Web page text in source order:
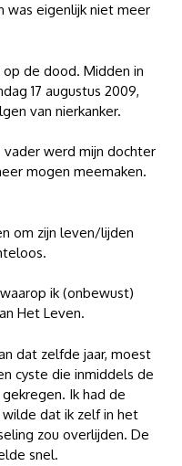
was eigenlijk niet meer
de dood. Midden in
17 augustus 2009,
van nierkanker.
werd mijn dochter
mogen meemaken.
om zijn leven/lijden
ik (onbewust)
Het Leven.
dat zelfde jaar, moest
cyste die inmiddels de
Ik had de
dat ik zelf in het
zou overlijden. De
snel.